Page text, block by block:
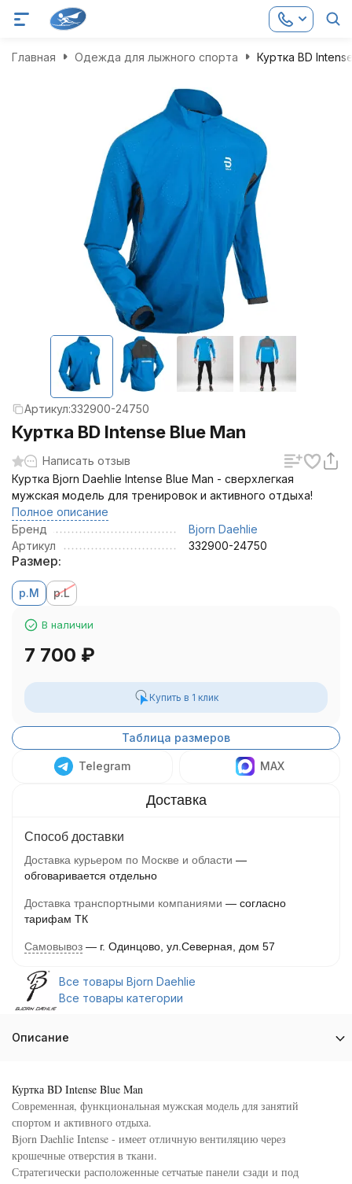
Главная Одежда для лыжного спорта Куртка BD
Артикул:332900-24750
Куртка BD Intense Blue Man
Написать отзыв
Куртка Bjorn Daehlie Intense Blue Man - сверхлегкая
мужская модель для тренировок и активного отдыха!
Полное описание
Бренд
Bjorn Daehlie
Артикул
332900-24750
Размер:
р.M р.L
В наличии
7 700 ₽
Купить в 1 клик
Таблица размеров
Telegram MAX
Способ доставки
Доставка курьером по Москве и области
обговаривается отдельно
Доставка транспортными компаниями
согласно
тарифам ТК
Самовывоз г. Одинцово, ул.Северная, дом 57
Все товары Bjorn Daehlie
Все товары категории
Описание
Куртка BD Intense Blue Man
Современная, функциональная мужская модель для занятий
спортом и активного отдыха.
Bjorn Daehlie Intense - имеет отличную вентиляцию через
крошечные отверстия в ткани.
Стратегически расположенные сетчатые панели сзади и под